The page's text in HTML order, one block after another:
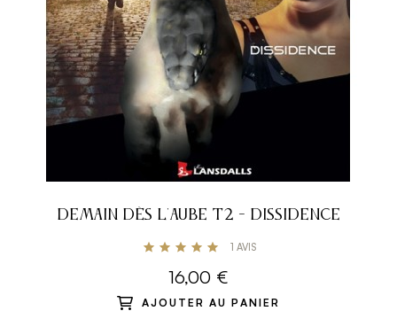
DEMAIN DÈS L'AUBE T2 - DISSIDENCE
1 AVIS
16,00 €
AJOUTER AU PANIER